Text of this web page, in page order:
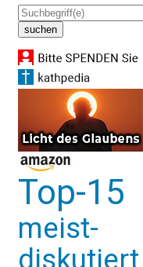
Top-15
meist-
diskutiert